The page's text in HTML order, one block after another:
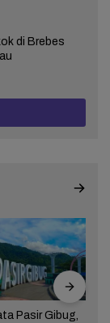
di Brebes
Pasir Gibug,